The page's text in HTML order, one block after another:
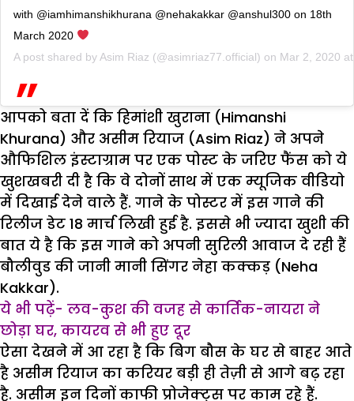
with @iamhimanshikhurana @nehakakkar @anshul300 on 18th
March 2020
A post shared by Asim Riaz (@asimriaz77.official) on Mar 2, 2020
आपको बता दें कि हिमांशी खुराना (Himanshi
Khurana) और असीम रियाज (Asim Riaz) ने अपने
औफिशिल इंस्टाग्राम पर एक पोस्ट के जरिए फैंस को ये
खुशखबरी दी है कि वे दोनों साथ में एक म्यूजिक वीडियो
में दिखाई देने वाले हैं. गाने के पोस्टर में इस गाने की
रिलीज डेट 18 मार्च लिखी हुई है. इससे भी ज्यादा खुशी की
बात ये है कि इस गाने को अपनी सुरिली आवाज दे रही हैं
बौलीवुड की जानी मानी सिंगर नेहा कक्कड़ (Neha
Kakkar).
ये भी पढ़ें- लव-कुश की वजह से कार्तिक-नायरा ने
छोड़ा घर, कायरव से भी हुए दूर
ऐसा देखने में आ रहा है कि बिग बौस के घर से बाहर आते
है असीम रियाज का करियर बड़ी ही तेज़ी से आगे बढ़ रहा
है. असीम इन दिनों काफी प्रोजेक्ट्स पर काम रहे हैं.